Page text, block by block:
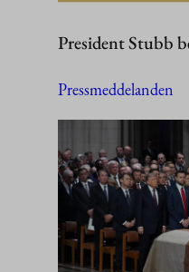
President Stubb
Pressmeddelanden